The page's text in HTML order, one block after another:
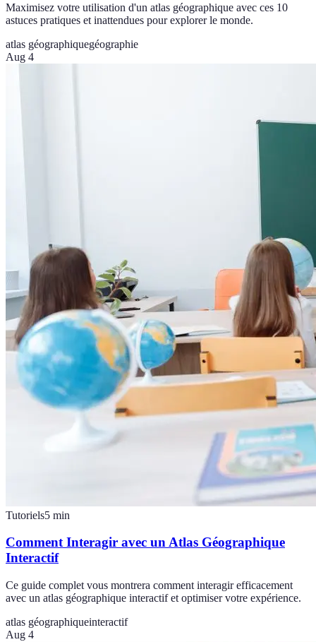
Maximisez votre utilisation d'un atlas géographique avec ces 10
astuces pratiques et inattendues pour explorer le monde.
atlas géographiquegéographie
Aug 4
Tutoriels5 min
Comment Interagir avec un Atlas Géographique
Interactif
Ce guide complet vous montrera comment interagir efficacement
avec un atlas géographique interactif et optimiser votre expérience.
atlas géographiqueinteractif
Aug 4